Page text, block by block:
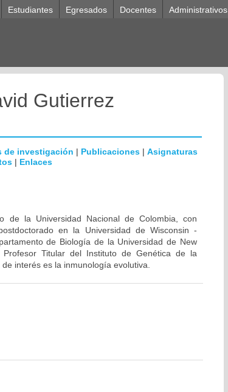
Estudiantes Egresados Docentes Administrativos
Gutierrez
de investigación | Publicaciones | Asignaturas
| Enlaces
de la Universidad Nacional de Colombia, con
en la Universidad de Wisconsin -
de Biología de la Universidad de New
Titular del Instituto de Genética de la
interés es la inmunología evolutiva.